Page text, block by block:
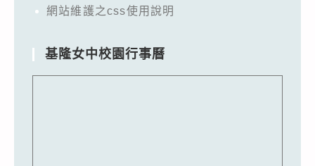
網站維護之css使用說明
基隆女中校園行事曆